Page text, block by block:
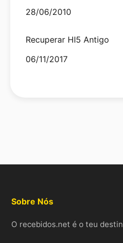
Date
28/06/2010
Recuperar HI5 Antigo
Date
06/11/2017
Sobre Nós
O recebidos.net é o teu